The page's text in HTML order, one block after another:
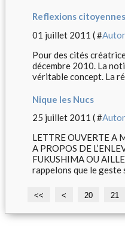
Reflexions citoyennes
01 juillet 2011 ( #
Pour des cités
décembre 2010. La
véritable concept. La
Nique les Nucs
25 juillet 2011 ( #
LETTRE OUVERTE A
A PROPOS DE
FUKUSHIMA OU
rappelons que le geste
<< <
1
20 21